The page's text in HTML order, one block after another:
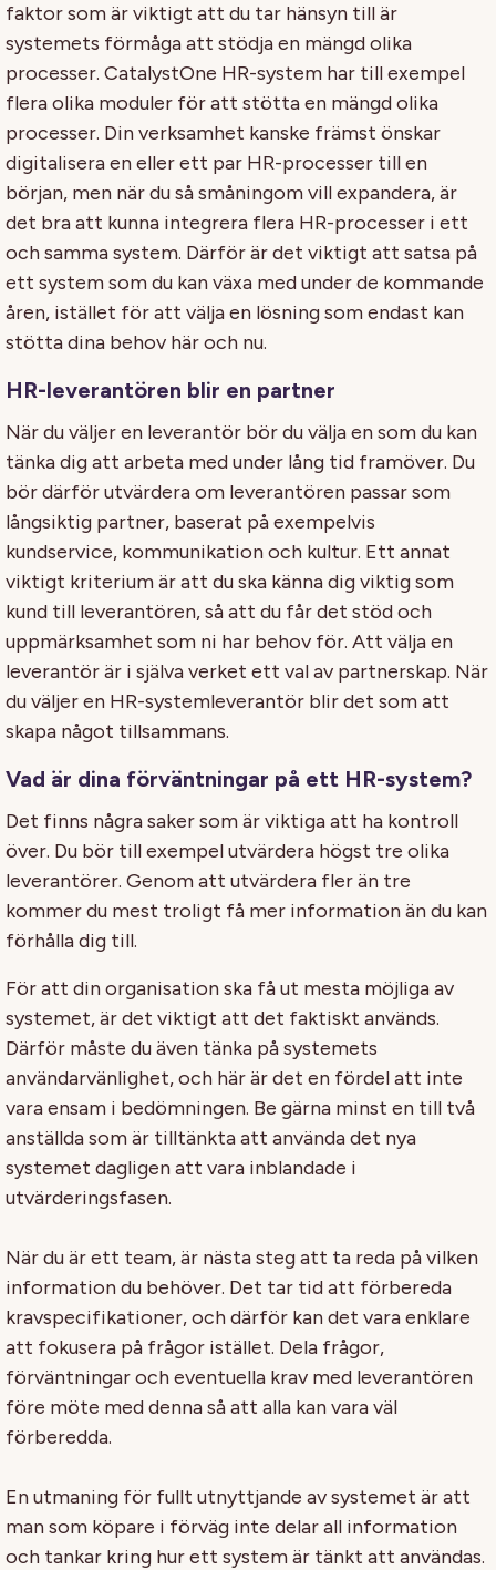
faktor som är viktigt att du tar hänsyn till är
systemets förmåga att stödja en mängd olika
processer. CatalystOne HR-system har till exempel
flera olika moduler för att stötta en mängd olika
processer. Din verksamhet kanske främst önskar
digitalisera en eller ett par HR-processer till en
början, men när du så småningom vill expandera, är
det bra att kunna integrera flera HR-processer i ett
och samma system. Därför är det viktigt att satsa på
ett system som du kan växa med under de kommande
åren, istället för att välja en lösning som endast kan
stötta dina behov här och nu.
HR-leverantören blir en partner
När du väljer en leverantör bör du välja en som du kan
tänka dig att arbeta med under lång tid framöver. Du
bör därför utvärdera om leverantören passar som
långsiktig partner, baserat på exempelvis
kundservice, kommunikation och kultur. Ett annat
viktigt kriterium är att du ska känna dig viktig som
kund till leverantören, så att du får det stöd och
uppmärksamhet som ni har behov för. Att välja en
leverantör är i själva verket ett val av partnerskap. När
du väljer en HR-systemleverantör blir det som att
skapa något tillsammans.
Vad är dina förväntningar på ett HR-system?
Det finns några saker som är viktiga att ha kontroll
över. Du bör till exempel utvärdera högst tre olika
leverantörer. Genom att utvärdera fler än tre
kommer du mest troligt få mer information än du kan
förhålla dig till.
För att din organisation ska få ut mesta möjliga av
systemet, är det viktigt att det faktiskt används.
Därför måste du även tänka på systemets
användarvänlighet, och här är det en fördel att inte
vara ensam i bedömningen. Be gärna minst en till två
anställda som är tilltänkta att använda det nya
systemet dagligen att vara inblandade i
utvärderingsfasen.
När du är ett team, är nästa steg att ta reda på vilken
information du behöver. Det tar tid att förbereda
kravspecifikationer, och därför kan det vara enklare
att fokusera på frågor istället. Dela frågor,
förväntningar och eventuella krav med leverantören
före möte med denna så att alla kan vara väl
förberedda.
En utmaning för fullt utnyttjande av systemet är att
man som köpare i förväg inte delar all information
och tankar kring hur ett system är tänkt att användas.